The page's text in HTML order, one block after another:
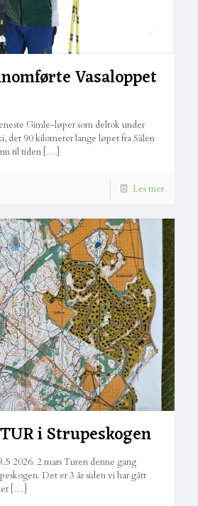
Vasaloppet
Gimle-løper som deltok under
det 90 kilometer lange løpet fra Sälen
til tiden […]
Les mer
i Strupeskogen
2026. 2.mars Turen denne gang
Det er 3 år siden vi har gått
[…]